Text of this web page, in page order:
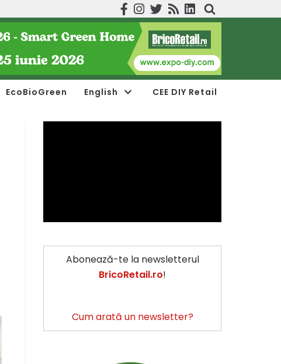
EcoBioGreen English CEE DIY Retail
Abonează-te la newsletterul
BricoRetail.ro!
Cum arată un newsletter?